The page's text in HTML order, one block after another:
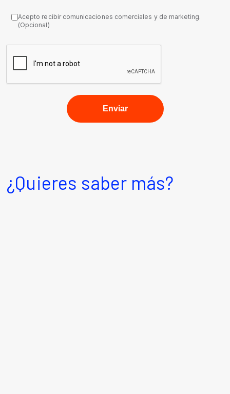
Acepto recibir comunicaciones comerciales y de marketing.
(Opcional)
¿Quieres saber más?